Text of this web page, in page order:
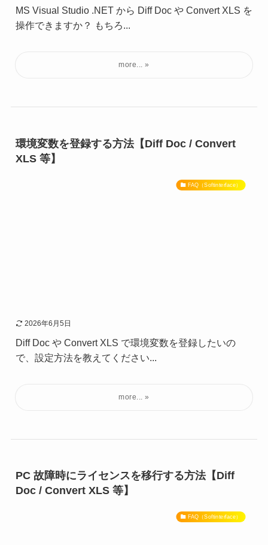
MS Visual Studio .NET から Diff Doc や Convert XLS を
操作できますか？ もちろ...
環境変数を登録する方法【Diff Doc / Convert
XLS 等】
FAQ（Softinterface）
2026年6月5日
Diff Doc や Convert XLS で環境変数を登録したいの
で、設定方法を教えてください...
PC 故障時にライセンスを移行する方法【Diff
Doc / Convert XLS 等】
FAQ（Softinterface）